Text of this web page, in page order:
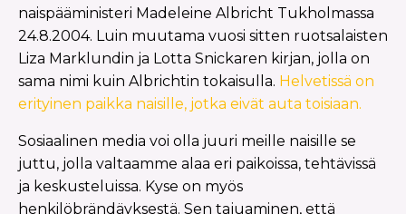
naispääministeri Madeleine Albricht Tukholmassa
24.8.2004. Luin muutama vuosi sitten ruotsalaisten
Liza Marklundin ja Lotta Snickaren kirjan, jolla on
sama nimi kuin Albrichtin tokaisulla. Helvetissä on
erityinen paikka naisille, jotka eivät auta toisiaan.
Sosiaalinen media voi olla juuri meille naisille se
juttu, jolla valtaamme alaa eri paikoissa, tehtävissä
ja keskusteluissa. Kyse on myös
henkilöbrändäyksestä. Sen tajuaminen, että